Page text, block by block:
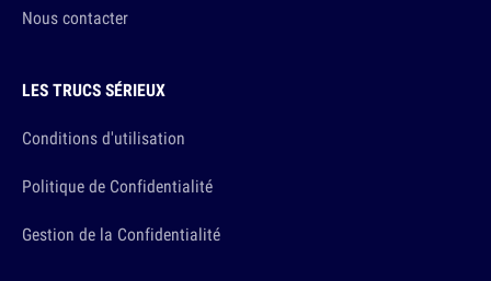
Nous contacter
LES TRUCS SÉRIEUX
Conditions d'utilisation
Politique de Confidentialité
Gestion de la Confidentialité